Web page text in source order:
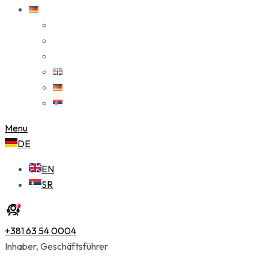
Menu
DE
EN
SR
+381 63 54 0004
Inhaber, Geschäftsführer